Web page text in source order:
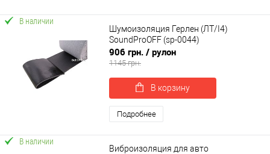
В наличии
Шумоизоляция Герлен (ЛТ/I4)
SoundProOFF (sp-0044)
906 грн. / рулон
1145 грн.
В корзину
Подробнее
В наличии
Виброизоляция для авто